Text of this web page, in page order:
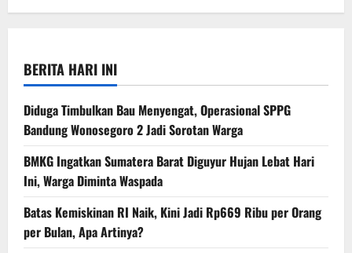
BERITA HARI INI
Diduga Timbulkan Bau Menyengat, Operasional SPPG
Bandung Wonosegoro 2 Jadi Sorotan Warga
BMKG Ingatkan Sumatera Barat Diguyur Hujan Lebat Hari
Ini, Warga Diminta Waspada
Batas Kemiskinan RI Naik, Kini Jadi Rp669 Ribu per Orang
per Bulan, Apa Artinya?